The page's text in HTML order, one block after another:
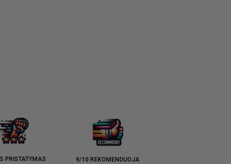
PRISTATYMAS 9/10 REKOMENDUOJA